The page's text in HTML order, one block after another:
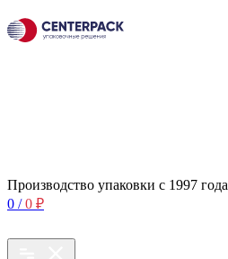
Производство упаковки с 1997 года
0 / 0 ₽